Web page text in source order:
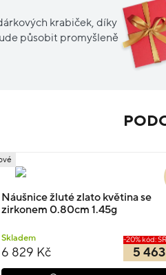
krabiček, díky
působit promyšleně
Náušnice žluté zlato květina se
zirkonem 0.80cm 1.45g
Skladem
6 829 Kč
-20% kód:
5